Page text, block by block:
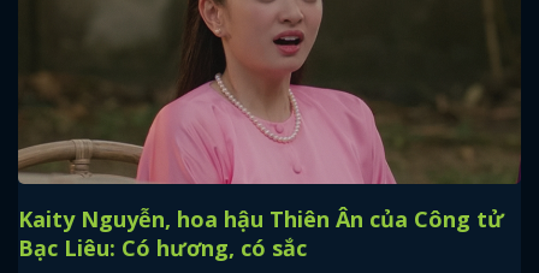
Kaity Nguyễn, hoa hậu Thiên Ân của Công tử
Bạc Liêu: Có hương, có sắc